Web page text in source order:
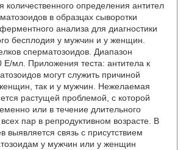
количественного определения антител
в образцах сыворотки
анализа для диагностики
бесплодия у мужчин и у женщин.
сперматозоидов. Диапазон
Е/мл. Приложения теста: антитела к
могут служить причиной
так и у мужчин. Нежелаемая
растущей проблемой, с которой
или в течение длительного
пар в репродуктивном возрасте. В
выявляется связь с присутствием
у мужчин или у женщин